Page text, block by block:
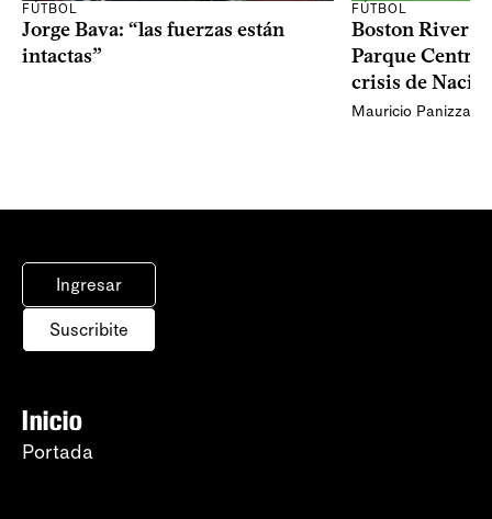
FÚTBOL
Jorge Bava: “las fuerzas están
intactas”
FÚTBOL
Boston River
Parque
crisis de
Mauricio Panizza
Ingresar
Suscribite
Inicio
Portada